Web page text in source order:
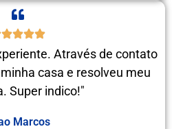
Através de contato
casa e resolveu meu
Super indico!"
Marcos